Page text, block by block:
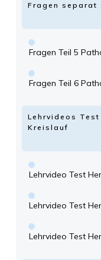
Fragen separat
Fragen Teil 5
Fragen Teil 6
Lehrvideos
Kreislauf
Lehrvideo Test
Lehrvideo Test
Lehrvideo Test